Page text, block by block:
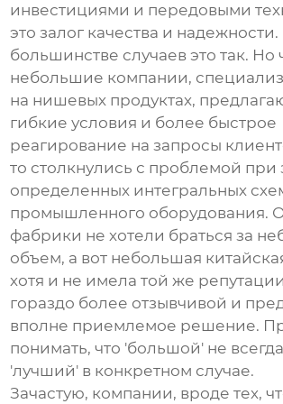
инвестициями и передовыми
это залог качества и
большинстве случаев это так. Но
небольшие компании,
на нишевых продуктах,
гибкие условия и более быстрое
реагирование на запросы
то столкнулись с проблемой при
определенных интегральных
промышленного оборудования.
фабрики не хотели браться за
объем, а вот небольшая
хотя и не имела той же
гораздо более отзывчивой и
вполне приемлемое решение.
понимать, что 'большой' не
'лучший' в конкретном случае.
Зачастую, компании, вроде тех,